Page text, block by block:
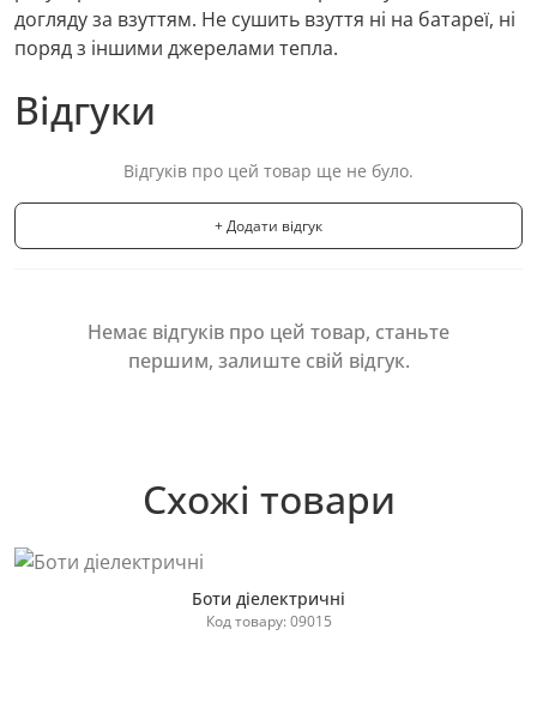
догляду за взуттям. Не сушить взуття ні на батареї, ні
поряд з іншими джерелами тепла.
Відгуки
Відгуків про цей товар ще не було.
+ Додати відгук
Немає відгуків про цей товар, станьте
першим, залиште свій відгук.
Схожі товари
Боти діелектричні
Код товару: 09015